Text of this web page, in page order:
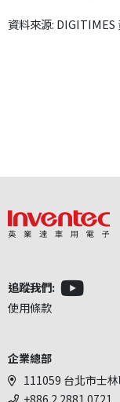
資料來源: DIGITIMES
追蹤我們:
使用條款
企業總部
111059 台北市士